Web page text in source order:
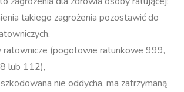
takiego zagrożenia pozostawić do
ratownicze (pogotowie ratunkowe 999,
lub 112),
nie oddycha, ma zatrzymaną